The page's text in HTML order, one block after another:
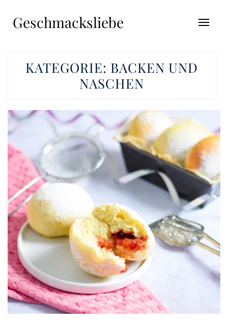
Geschmacksliebe
KATEGORIE: BACKEN UND
NASCHEN